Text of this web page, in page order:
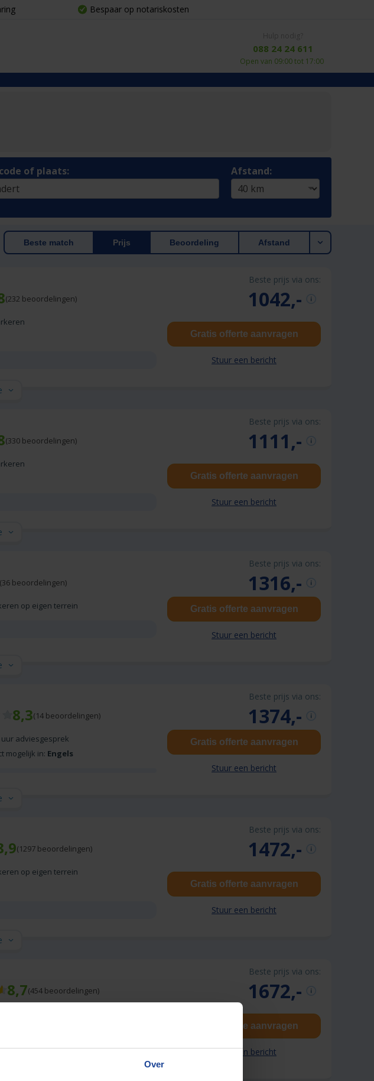
Over
Bespaar op notariskosten
088 24 24 611
Open van 09:00 tot 17:00
of plaats: Afstand:
Beste match Prijs Beoordeling Afstand
Beste prijs via ons:
1042,-
(232 beoordelingen)
Gratis offerte aanvragen
Stuur een bericht
Beste prijs via ons:
1111,-
(330beoordelingen)
Gratis offerte aanvragen
Stuur een bericht
Beste prijs via ons:
1316,-
(36beoordelingen)
op eigen terrein Gratis offerte aanvragen
Stuur een bericht
Beste prijs via ons:
1374,-
8,3(14 beoordelingen)
adviesgesprek
mogelijk in: Engels
Gratis offerte aanvragen
Stuur een bericht
Beste prijs via ons:
1472,-
(1297 beoordelingen)
op eigen terrein
Gratis offerte aanvragen
Stuur een bericht
Beste prijs via ons:
1672,-
8,7(454 beoordelingen)
Gratis offerte aanvragen
Stuur een bericht